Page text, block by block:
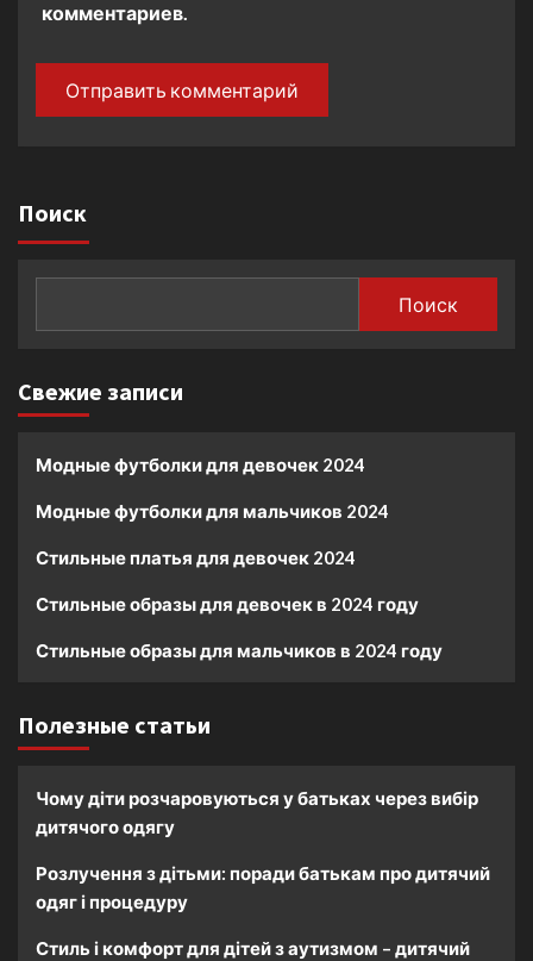
комментариев.
Поиск
Поиск
Свежие записи
Модные футболки для девочек 2024
Модные футболки для мальчиков 2024
Стильные платья для девочек 2024
Стильные образы для девочек в 2024 году
Стильные образы для мальчиков в 2024 году
Полезные статьи
Чому діти розчаровуються у батьках через вибір
дитячого одягу
Розлучення з дітьми: поради батькам про дитячий
одяг і процедуру
Стиль і комфорт для дітей з аутизмом – дитячий